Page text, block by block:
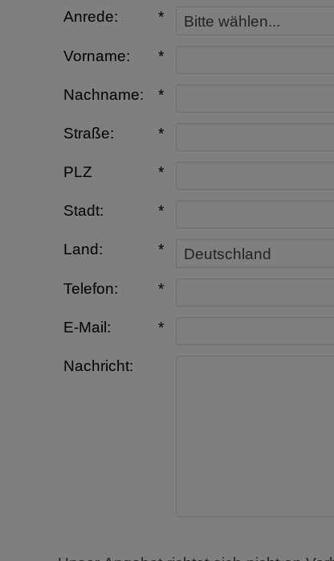
Anrede: *
Vorname: *
Nachname: *
Straße: *
PLZ *
Stadt: *
Land: *
Telefon: *
E-Mail: *
Nachricht: